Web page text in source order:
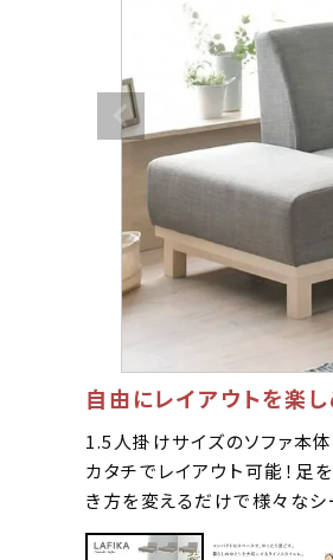
自由にレイアウトを楽
1.5人掛けサイズのソファ本
カタチでレイアウト可能！足
き方を変えるだけで様々なシ